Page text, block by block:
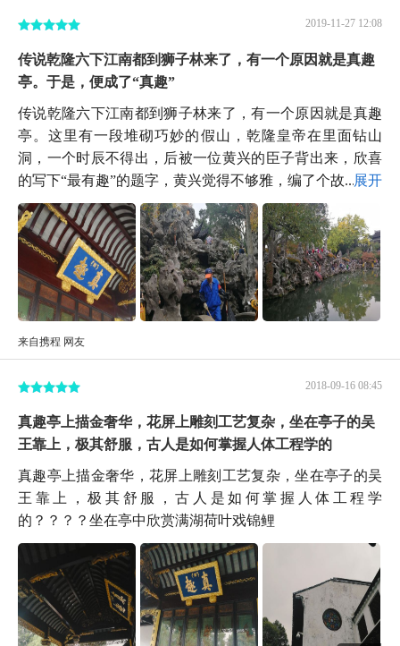
2019-11-27 12:08
传说乾隆六下江南都到狮子林来了，有一个原因就是真趣
亭。于是，便成了“真趣”
传说乾隆六下江南都到狮子林来了，有一个原因就是真趣
亭。这里有一段堆砌巧妙的假山，乾隆皇帝在里面钻山
洞，一个时辰不得出，后被一位黄兴的臣子背出来，欣喜
的写下“最有趣”的题字，黄兴觉得不够雅，编了个故... 展开
来自携程 网友
2018-09-16 08:45
真趣亭上描金奢华，花屏上雕刻工艺复杂，坐在亭子的吴
王靠上，极其舒服，古人是如何掌握人体工程学的
真趣亭上描金奢华，花屏上雕刻工艺复杂，坐在亭子的吴
王靠上，极其舒服，古人是如何掌握人体工程学
的？？？？坐在亭中欣赏满湖荷叶戏锦鲤